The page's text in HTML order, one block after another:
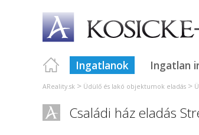
Ingatlanok Ingatlan
AReality.sk > Üdülő és lakó objektumok eladás >
Családi ház eladás